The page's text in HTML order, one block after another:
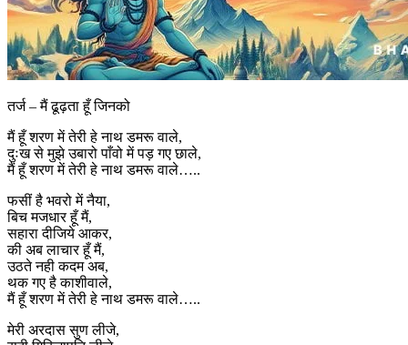
तर्ज – मैं ढूढ़ता हूँ जिनको
मैं हूँ शरण में तेरी हे नाथ डमरू वाले,
दुःख से मुझे उबारो पाँवो में पड़ गए छाले,
मैं हूँ शरण में तेरी हे नाथ डमरू वाले…..
फसीं है भवरो में नैया,
बिच मजधार हूँ मैं,
सहारा दीजिये आकर,
की अब लाचार हूँ मैं,
उठते नही कदम अब,
थक गए है काशीवाले,
मैं हूँ शरण में तेरी हे नाथ डमरू वाले…..
मेरी अरदास सुण लीजे,